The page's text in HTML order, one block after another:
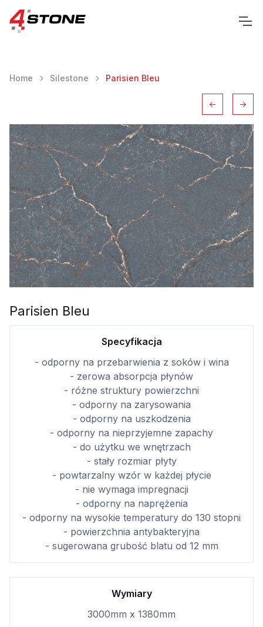
Home Silestone Parisien Bleu
Parisien Bleu
Specyfikacja
- odporny na przebarwienia z soków i wina
- zerowa absorpcja płynów
- różne struktury powierzchni
- odporny na zarysowania
- odporny na uszkodzenia
- odporny na nieprzyjemne zapachy
- do użytku we wnętrzach
- stały rozmiar płyty
- powtarzalny wzór w każdej płycie
- nie wymaga impregnacji
- odporny na naprężenia
- odporny na wysokie temperatury do 130 stopni
- powierzchnia antybakteryjna
- sugerowana grubość blatu od 12 mm
Wymiary
3000mm x 1380mm